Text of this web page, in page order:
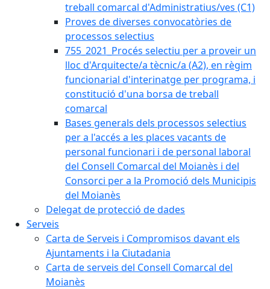
treball comarcal d'Administratius/ves (C1)
Proves de diverses convocatòries de
processos selectius
755_2021_Procés selectiu per a proveir un
lloc d'Arquitecte/a tècnic/a (A2), en règim
funcionarial d'interinatge per programa, i
constitució d'una borsa de treball
comarcal
Bases generals dels processos selectius
per a l'accés a les places vacants de
personal funcionari i de personal laboral
del Consell Comarcal del Moianès i del
Consorci per a la Promoció dels Municipis
del Moianès
Delegat de protecció de dades
Serveis
Carta de Serveis i Compromisos davant els
Ajuntaments i la Ciutadania
Carta de serveis del Consell Comarcal del
Moianès